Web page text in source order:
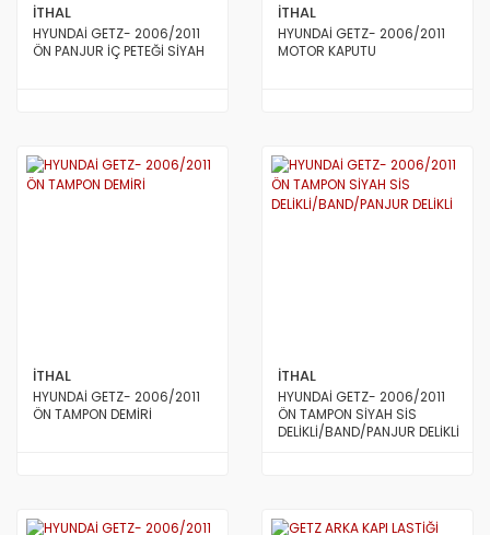
İTHAL
HYUNDAİ GETZ- 2006/2011
ÖN PANJUR İÇ PETEĞİ SİYAH
İTHAL
HYUNDAİ GETZ- 2006/2011
MOTOR KAPUTU
İTHAL
HYUNDAİ GETZ- 2006/2011
ÖN TAMPON DEMİRİ
İTHAL
HYUNDAİ GETZ- 2006/2011
ÖN TAMPON SİYAH SİS
DELİKLİ/BAND/PANJUR DELİKLİ